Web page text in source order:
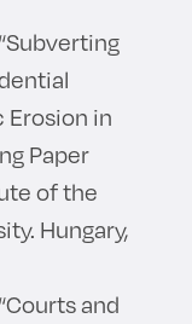
in
Paper
of the
Hungary,
and